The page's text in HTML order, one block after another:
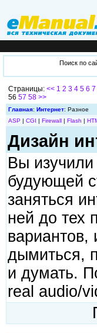
Поиск по
Страницы: << 1 2 3 4 5 6 7
56 57 58 >>
Главная: Интернет: Разное
ASP | CGI | Firewall | Flash |
Дизайн
Вы изучили
будующей
заняться
ней до тех
вариантов,
дымиться,
и думать.
real audio/